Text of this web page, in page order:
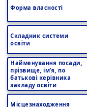
Форма власності
Складник системи
освіти
Найменування посади,
прізвище, ім’я, по
батькові керівника
закладу освіти
Місцезнаходження